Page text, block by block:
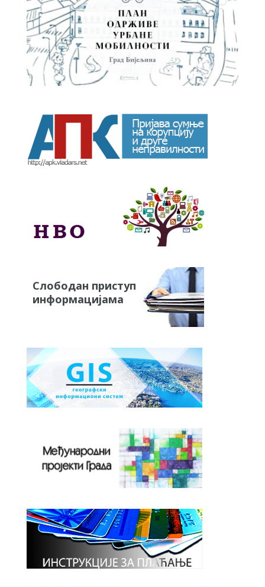
Слободан приступ
информацијама